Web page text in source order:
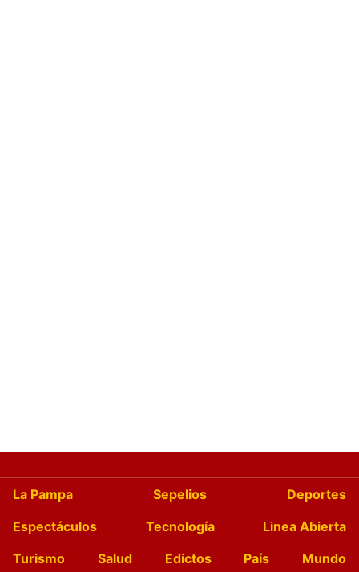
La Pampa Sepelios
Deportes
Espectáculos
Tecnología
Linea Abierta
Turismo
Salud Edictos País
Mundo